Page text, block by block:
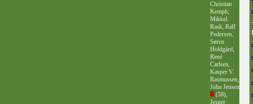
Christian
Kemph;
Mikkel
Rask, Ralf
Pedersen,
Søren
Holdgård,
René
Carlsen,
Kasper V.
Rasmussen,
John Jensen
(58),
Jesper